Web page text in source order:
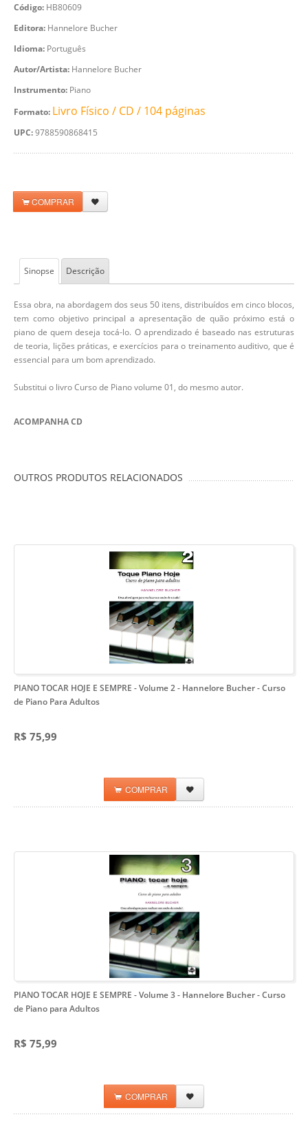
Código: HB80609
Editora: Hannelore Bucher
Idioma: Português
Autor/Artista: Hannelore Bucher
Instrumento: Piano
Formato: Livro Físico / CD / 104 páginas
UPC:9788590868415
COMPRAR
Sinopse Descrição
Essa obra, na abordagem dos seus 50 itens, distribuídos em cinco blocos,
tem como objetivo principal a apresentação de quão próximo está o
piano de quem deseja tocá-lo. O aprendizado é baseado nas estruturas
de teoria, lições práticas, e exercícios para o treinamento auditivo, que é
essencial para um bom aprendizado.
Substitui o livroCurso de Pianovolume 01, do mesmo autor.
ACOMPANHA CD
OUTROS PRODUTOS RELACIONADOS
PIANO TOCAR HOJE E SEMPRE - Volume 2 - Hannelore Bucher- Curso
de Piano Para Adultos
R$ 75,99
COMPRAR
PIANO TOCAR HOJE E SEMPRE - Volume 3 - Hannelore Bucher- Curso
de Piano para Adultos
R$ 75,99
COMPRAR